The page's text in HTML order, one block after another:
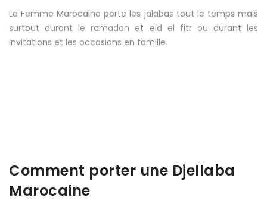
La Femme Marocaine porte les jalabas tout le temps mais
surtout durant le ramadan et eid el fitr ou durant les
invitations et les occasions en famille.
Comment porter une Djellaba
Marocaine